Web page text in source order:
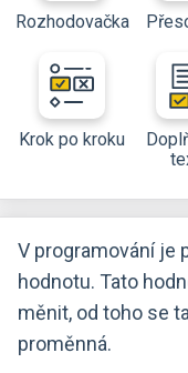
Rozhodovačka
Krok po kroku
V programování je
hodnotu. Tato
měnit, od toho se
proměnná.